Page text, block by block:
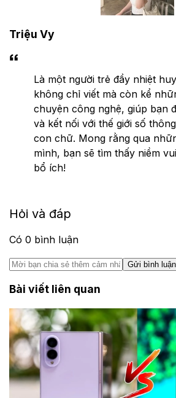
Triệu Vy
Là một người trẻ đầy nhiệt
không chỉ viết mà còn kể
chuyện công nghệ, giúp bạn
và kết nối với thế giới số
con chữ. Mong rằng qua
mình, bạn sẽ tìm thấy niềm
bổ ích!
Hỏi và đáp
Có 0 bình luận
Gửi bình luận
Bài viết liên quan